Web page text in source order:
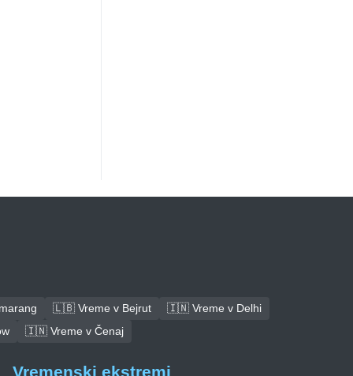
🇱🇧 Vreme v Bejrut
🇮🇳 Vreme v Delhi
🇮🇳 Vreme v Čenaj
Vremenski ekstremi